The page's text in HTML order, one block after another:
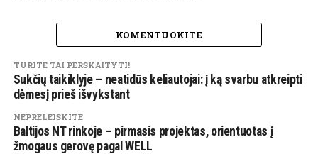
KOMENTUOKITE
TURITE TAI PERSKAITYTI!
Sukčių taikiklyje – neatidūs keliautojai: į ką svarbu atkreipti
dėmesį prieš išvykstant
NEPRELEISKITE
Baltijos NT rinkoje – pirmasis projektas, orientuotas į
žmogaus gerovę pagal WELL